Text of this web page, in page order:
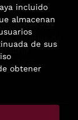
una ayuda
librerías de
2025.
incluido
almacenan
de sus
obtener